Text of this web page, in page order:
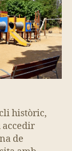
històric,
accedir
de